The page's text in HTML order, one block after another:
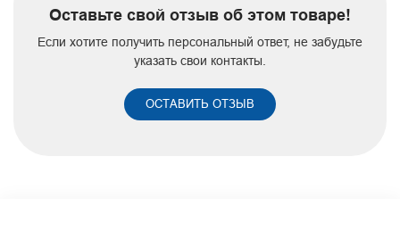
Оставьте свой отзыв об этом товаре!
Если хотите получить персональный ответ, не забудьте
указать свои контакты.
ОСТАВИТЬ ОТЗЫВ